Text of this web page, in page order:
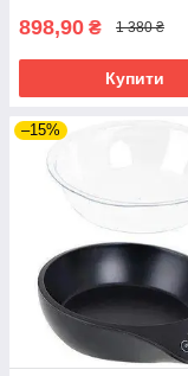
898,90 ₴ 1 380 ₴
Купити
–15%